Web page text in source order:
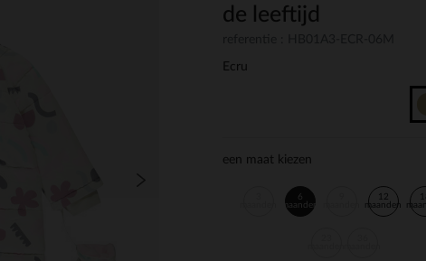
de leeftijd
Ecru
een maat kiezen
6
maanden
12
maanden